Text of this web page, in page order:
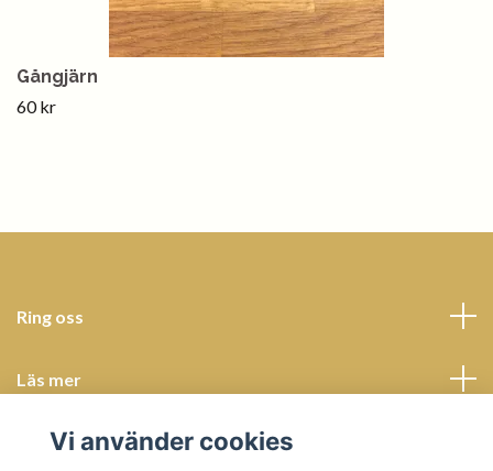
Gångjärn
60 kr
Ring oss
Läs mer
Sociala medier
Vi använder cookies